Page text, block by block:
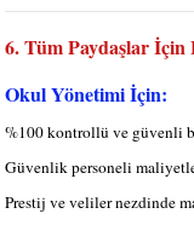
6. Tüm Paydaşlar İçin
Okul Yönetimi İçin:
%100 kontrollü ve güvenli
Güvenlik personeli
Prestij ve veliler nezdinde